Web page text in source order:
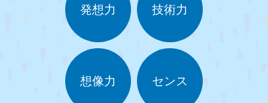
発想力 技術力
想像力 センス